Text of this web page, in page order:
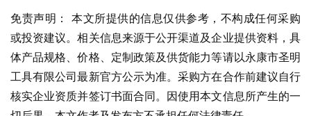
免责声明： 本文所提供的信息仅供参考，不构成任何采购
或投资建议。相关信息来源于公开渠道及企业提供资料，具
体产品规格、价格、定制政策及供货能力等请以永康市圣明
工具有限公司最新官方公示为准。采购方在合作前建议自行
核实企业资质并签订书面合同。因使用本文信息所产生的一